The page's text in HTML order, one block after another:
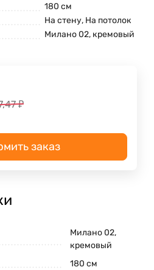
180 см
На стену, На потолок
Милано 02, кремовый
₽
заказ
Милано 02,
кремовый
180 см